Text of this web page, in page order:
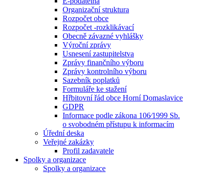
Organizační struktura
Rozpočet obce
Rozpočet -rozklikávací
Obecně závazné vyhlášky
Výroční zprávy
Usnesení zastupitelstva
Zprávy finančního výboru
Zprávy kontrolního výboru
Sazebník poplatků
Formuláře ke stažení
Hřbitovní řád obce Horní Domaslavice
GDPR
Informace podle zákona 106⁄1999 Sb.
o svobodném přístupu k informacím
Úřední deska
Veřejné zakázky
Profil zadavatele
Spolky a organizace
Spolky a organizace